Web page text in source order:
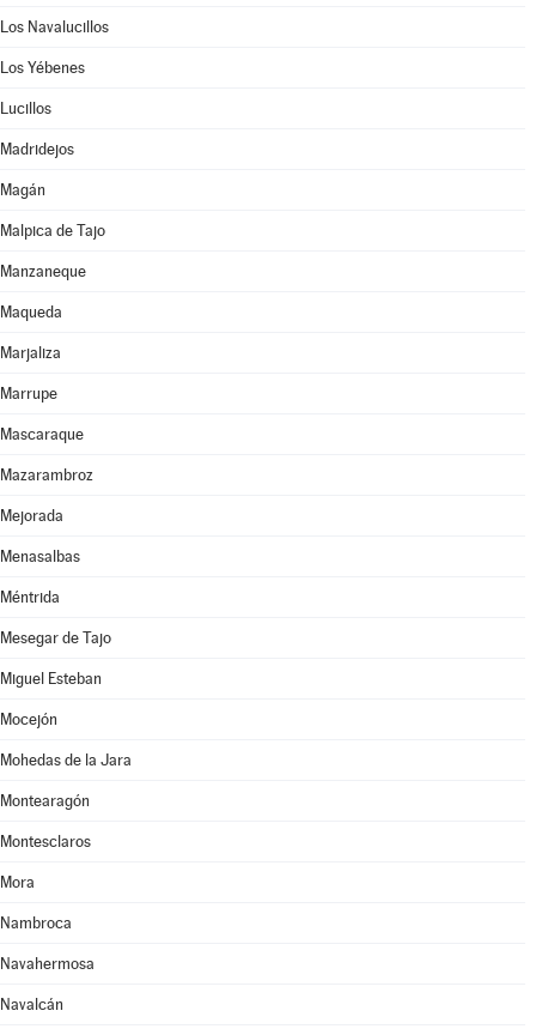
Los Navalucillos
Los Yébenes
Lucillos
Madridejos
Magán
Malpica de Tajo
Manzaneque
Maqueda
Marjaliza
Marrupe
Mascaraque
Mazarambroz
Mejorada
Menasalbas
Méntrida
Mesegar de Tajo
Miguel Esteban
Mocejón
Mohedas de la Jara
Montearagón
Montesclaros
Mora
Nambroca
Navahermosa
Navalcán